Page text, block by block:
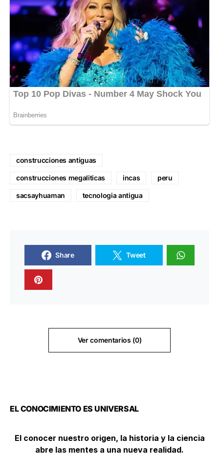
construcciones antiguas
construcciones megaliticas incas peru
sacsayhuaman tecnologia antigua
Share Tweet
Ver comentarios (0)
EL CONOCIMIENTO ES UNIVERSAL
El conocer nuestro origen, la historia y la ciencia
abre las mentes a una nueva realidad.